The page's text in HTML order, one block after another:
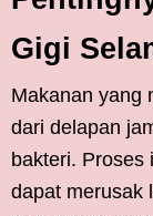
Gigi
Makanan yang
dari delapan
bakteri. Proses
dapat merusak